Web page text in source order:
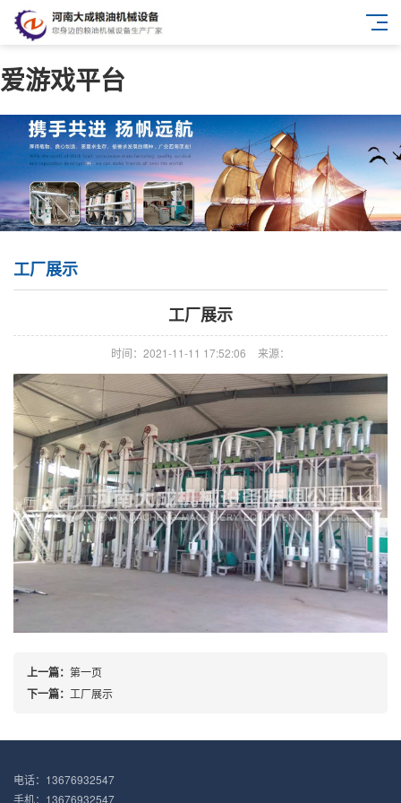
爱游戏平台
工厂展示
工厂展示
时间：2021-11-11 17:52:06 来源：
上一篇： 第一页
下一篇： 工厂展示
电话：13676932547
手机：13676932547